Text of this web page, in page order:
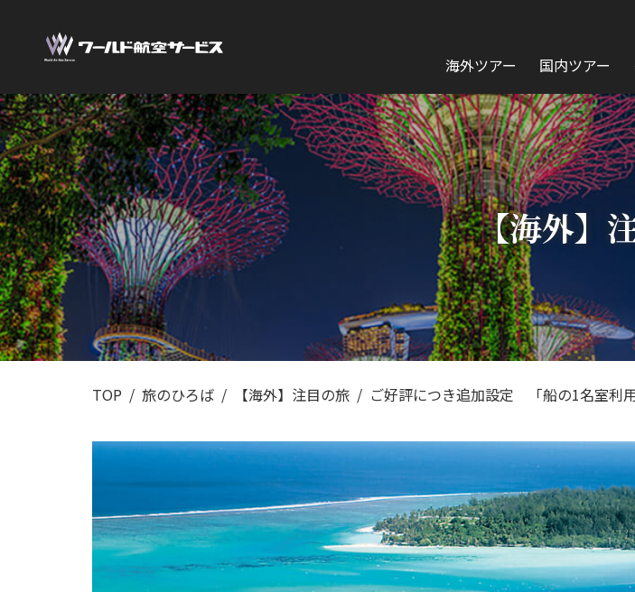
海外ツアー 国内ツアー
【海外】
TOP 旅のひろば 【海外】注目の旅 ご好評につき追加設定 「船の1名室利